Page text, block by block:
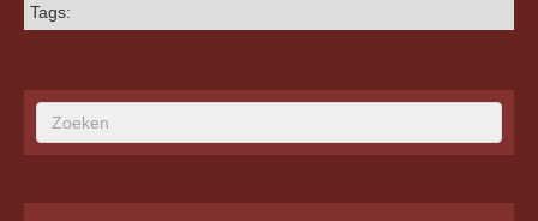
Tags: